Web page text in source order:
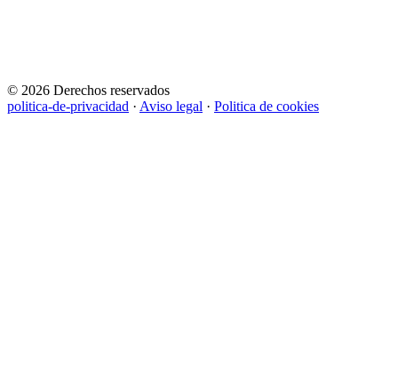
© 2026 Derechos reservados
politica-de-privacidad · Aviso legal · Politica de cookies